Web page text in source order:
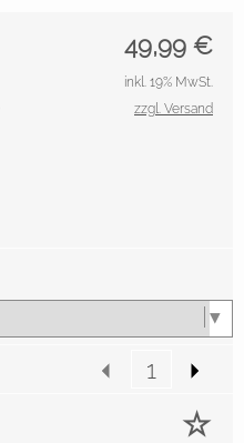
49,99 €
inkl. 19% MwSt.
zzgl. Versand